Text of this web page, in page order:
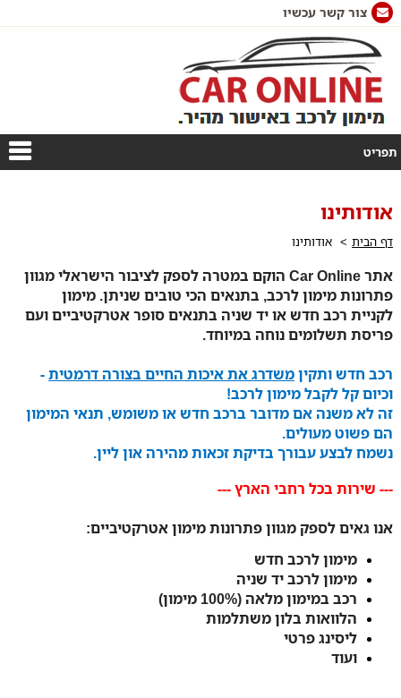
צור קשר עכשיו
תפריט
אודותינו
דף הבית אודותינו
אתר Car Online הוקם במטרה לספק לציבור הישראלי מגוון
פתרונות מימון לרכב, בתנאים הכי טובים שניתן. מימון
לקניית רכב חדש או יד שניה בתנאים סופר אטרקטיביים ועם
פריסת תשלומים נוחה במיוחד.
רכב חדש ותקיןמשדרג את איכות החיים בצורה דרמטית-
וכיום קל לקבל מימון לרכב!
זה לא משנה אם מדובר ברכב חדש או משומש, תנאי המימון
הם פשוט מעולים.
נשמח לבצע עבורך בדיקת זכאות מהירה און ליין.
--- שירות בכל רחבי הארץ ---
אנו גאים לספק מגוון פתרונות מימון אטרקטיביים:
מימון לרכב חדש
מימון לרכב יד שניה
רכב במימון מלאה (100% מימון)
הלוואות בלון משתלמות
ליסינג פרטי
ועוד